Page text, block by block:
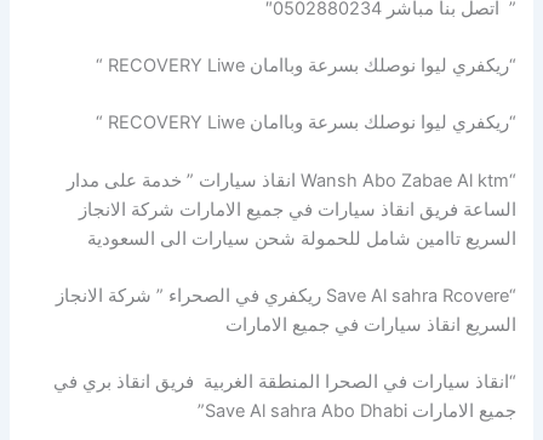
” اتصل بنا مباشر 0502880234″
“ريكفري ليوا نوصلك بسرعة وباامان RECOVERY Liwe “
“ريكفري ليوا نوصلك بسرعة وباامان RECOVERY Liwe “
“Wansh Abo Zabae Al ktm انقاذ سيارات ” خدمة على مدار
الساعة فريق انقاذ سيارات في جميع الامارات شركة الانجاز
السريع تاامين شامل للحمولة شحن سيارات الى السعودية
“Save Al sahra Rcovere ريكفري في الصحراء ” شركة الانجاز
السريع انقاذ سيارات في جميع الامارات
“انقاذ سيارات في الصحرا المنطقة الغربية فريق انقاذ بري في
جميع الامارات Save Al sahra Abo Dhabi”